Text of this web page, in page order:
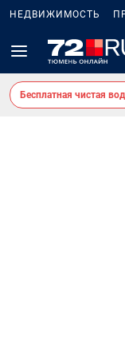
НЕДВИЖИМОСТЬ
Бесплатная чистая